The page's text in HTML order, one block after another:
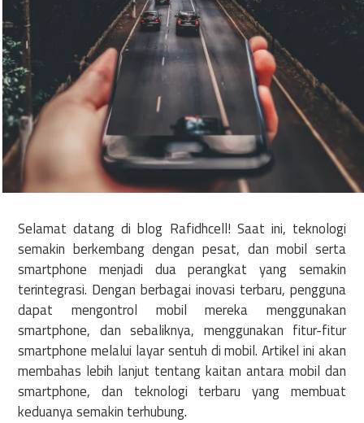
Selamat datang di blog Rafidhcell! Saat ini, teknologi
semakin berkembang dengan pesat, dan mobil serta
smartphone menjadi dua perangkat yang semakin
terintegrasi. Dengan berbagai inovasi terbaru, pengguna
dapat mengontrol mobil mereka menggunakan
smartphone, dan sebaliknya, menggunakan fitur-fitur
smartphone melalui layar sentuh di mobil. Artikel ini akan
membahas lebih lanjut tentang kaitan antara mobil dan
smartphone, dan teknologi terbaru yang membuat
keduanya semakin terhubung.